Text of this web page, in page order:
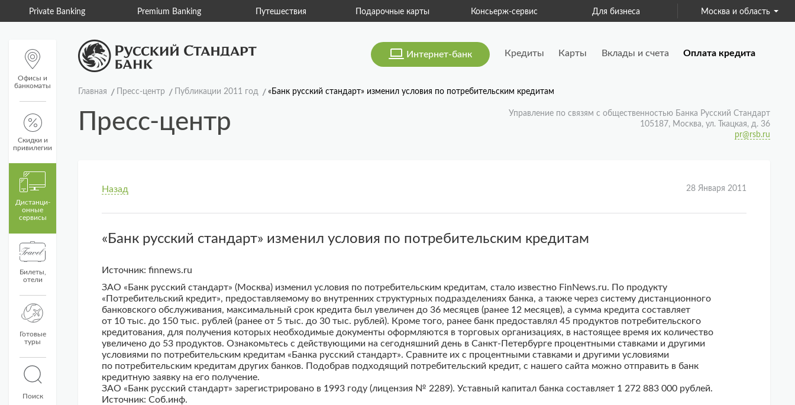
Private Banking Premium Banking Путешествия Подарочные карты Консьерж-сервис Для бизнеса Страхование
Москва и область
Офисы и
банкоматы
Скидки и
привилегии
Дистанци­
онные
сервисы
Билеты,
отели
Готовые
туры
Поиск
Интернет-банк Кредиты Карты Вклады и счета Оплата кредита
Главная Пресс-центр Публикации 2011 год «Банк русский стандарт» изменил условия по потребительским кредитам
Пресс-центр
Управление по связям с общественностью Банка Русский Стандарт
105187, Москва, ул. Ткацкая, д. 36
pr@rsb.ru
Назад 28 Января 2011
«Банк русский стандарт» изменил условия по потребительским кредитам
Источник: finnews.ru
ЗАО «Банк русский стандарт» (Москва) изменил условия по потребительским кредитам, стало известно FinNews.ru. По продукту
«Потребительский кредит», предоставляемому во внутренних структурных подразделениях банка, а также через систему дистанционного
банковского обслуживания, максимальный срок кредита был увеличен до 36 месяцев (ранее 12 месяцев), а сумма кредита составляет
от 10 тыс. до 150 тыс. рублей (ранее от 5 тыс. до 30 тыс. рублей). Кроме того, ранее банк предоставлял 45 продуктов потребительского
кредитования, для получения которых необходимые документы оформляются в торговых организациях, в настоящее время их количество
увеличено до 53 продуктов. Ознакомьтесь с действующими на сегодняшний день в Санкт-Петербурге процентными ставками и другими
условиями по потребительским кредитам «Банка русский стандарт». Сравните их с процентными ставками и другими условиями
по потребительским кредитам других банков. Подобрав подходящий потребительский кредит, с нашего сайта можно отправить в банк
кредитную заявку на его получение.
ЗАО «Банк русский стандарт» зарегистрировано в 1993 году (лицензия № 2289). Уставный капитал банка составляет 1 272 883 000 рублей.
Источник: Соб.инф.